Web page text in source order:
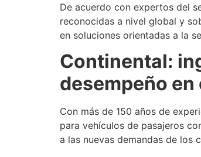
De acuerdo con expertos del
reconocidas a nivel global y
en soluciones orientadas a la
Continental:
desempeño
Con más de 150 años de
para vehículos de pasajeros
a las nuevas demandas de los